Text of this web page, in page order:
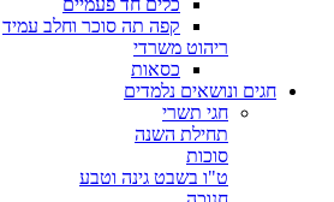
כלים חד פעמיים
קפה תה סוכר וחלב עמיד
ריהוט משרדי
כסאות
חגים ונושאים נלמדים
חגי תשרי
תחילת השנה
סוכות
ט"ו בשבט גינה וטבע